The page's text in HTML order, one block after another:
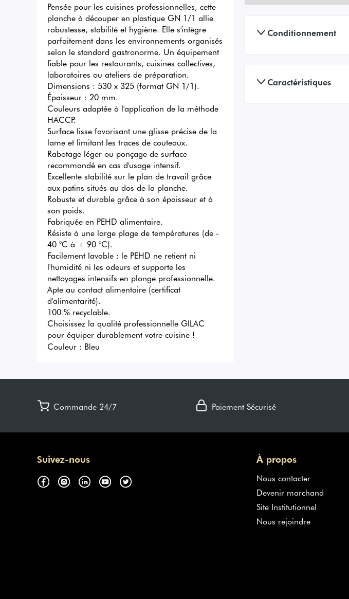
Pensée pour les cuisines professionnelles, cette
planche à découper en plastique GN 1/1 allie
robustesse, stabilité et hygiène. Elle s'intègre
parfaitement dans les environnements organisés
selon le standard gastronorme. Un équipement
fiable pour les restaurants, cuisines collectives,
laboratoires ou ateliers de préparation.
Dimensions : 530 x 325 (format GN 1/1).
Épaisseur : 20 mm.
Couleurs adaptée à l'application de la méthode
HACCP.
Surface lisse favorisant une glisse précise de la
lame et limitant les traces de couteaux.
Rabotage léger ou ponçage de surface
recommandé en cas d'usage intensif.
Excellente stabilité sur le plan de travail grâce
aux patins situés au dos de la planche.
Robuste et durable grâce à son épaisseur et à
son poids.
Fabriquée en PEHD alimentaire.
Résiste à une large plage de températures (de -
40 °C à + 90 °C).
Facilement lavable : le PEHD ne retient ni
l'humidité ni les odeurs et supporte les
nettoyages intensifs en plonge professionnelle.
Apte au contact alimentaire (certificat
d'alimentarité).
100 % recyclable.
Choisissez la qualité professionnelle GILAC
pour équiper durablement votre cuisine !
Couleur : Bleu
Conditionnement
Caractéristiques
Commande 24/7 Paiement Sécurisé
Suivez-nous À propos
Nous contacter
Devenir marchand
Site Institutionnel
Nous rejoindre